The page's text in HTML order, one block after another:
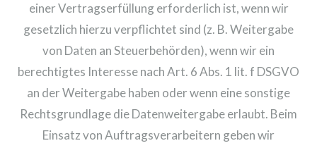
einer Vertragserfüllung erforderlich ist, wenn wir
gesetzlich hierzu verpflichtet sind (z. B. Weitergabe
von Daten an Steuerbehörden), wenn wir ein
berechtigtes Interesse nach Art. 6 Abs. 1 lit. f DSGVO
an der Weitergabe haben oder wenn eine sonstige
Rechtsgrundlage die Datenweitergabe erlaubt. Beim
Einsatz von Auftragsverarbeitern geben wir